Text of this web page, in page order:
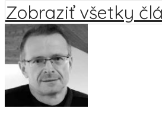
Zobraziť všetky